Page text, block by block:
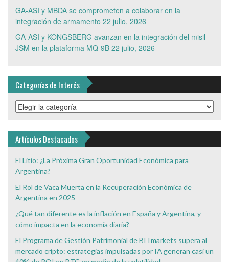
GA-ASI y MBDA se comprometen a colaborar en la
integración de armamento 22 julio, 2026
GA-ASI y KONGSBERG avanzan en la integración del misil
JSM en la plataforma MQ-9B 22 julio, 2026
Categorías de Interés
Categorías
de
Artículos Destacados
El Litio: ¿La Próxima Gran Oportunidad Económica para
Argentina?
El Rol de Vaca Muerta en la Recuperación Económica de
Argentina en 2025
¿Qué tan diferente es la inflación en España y Argentina, y
cómo impacta en la economía diaria?
El Programa de Gestión Patrimonial de BITmarkets supera al
mercado cripto: estrategias impulsadas por IA generan casi un